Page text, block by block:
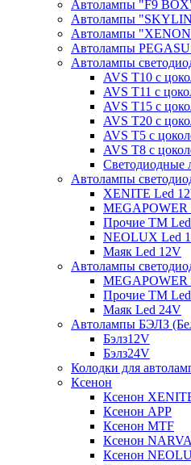
Автолампы "F9
Автолампы
Автолампы
Автолампы
Автолампы
AVS T10 с
AVS T11 с
AVS T15 с
AVS T20 с
AVS T5 с
AVS T8 с
Светодиодные
Автолампы
XENITE Led
MEGAPOWER
Прочие ТМ
NEOLUX Led
Маяк Led 12V
Автолампы
MEGAPOWER
Прочие ТМ
Маяк Led 24V
Автолампы БЭЛЗ
Бэлз12V
Бэлз24V
Колодки для
Ксенон
Ксенон
Ксенон APP
Ксенон MTF
Ксенон NARVA
Ксенон